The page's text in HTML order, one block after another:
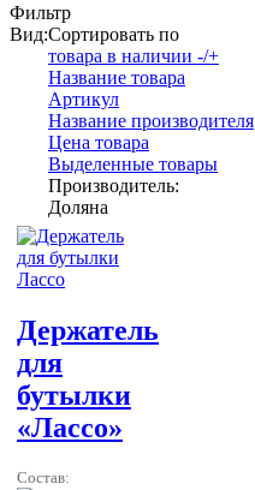
Фильтр
Вид:Сортировать по
товара в наличии -/+
Название товара
Артикул
Название производителя
Цена товара
Выделенные товары
Производитель:
Доляна
Держатель
для
бутылки
«Лассо»
Состав: